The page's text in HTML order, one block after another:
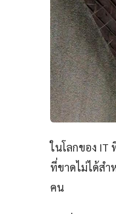
ในโลกของ IT
ที่ขาดไม่ได้สำ
คน